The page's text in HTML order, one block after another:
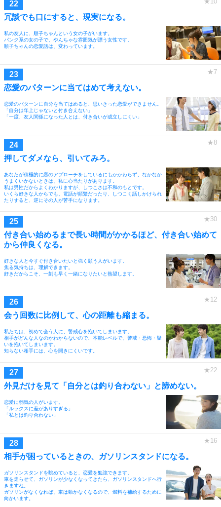
冗談でも口にすると、現実になる。
私の友人に、順子ちゃんという女の子がいます。
パンク系の女の子で、やんちゃな雰囲気が漂う女性です。
順子ちゃんの恋愛話は、変わっています。
恋愛のパターンに当てはめて考えない。
恋愛のパターンに自分を当てはめると、思いきった恋愛ができません。
「自分は年上じゃないと付き合えない」
「一度、友人関係になった人とは、付き合いが成立しにくい」
押してダメなら、引いてみろ。
あなたが積極的に恋のアプローチをしているにもかかわらず、なかなか
うまくいかないときは、私に心当たりがあります。
私は男性だからよくわかりますが、しつこさは不和のもとです。
いくら好きな人からでも、電話が頻繁だったり、しつこく話しかけられ
たりすると、逆にその人が苦手になります。
付き合い始めるまで長い時間がかかるほど、付き合い始めて
から仲良くなる。
好きな人と今すぐ付き合いたいと強く願う人がいます。
焦る気持ちは、理解できます。
好きだからこそ、一刻も早く一緒になりたいと熱望します。
会う回数に比例して、心の距離も縮まる。
私たちは、初めて会う人に、警戒心を抱いてしまいます。
相手がどんな人なのかわからないので、本能レベルで、警戒・恐怖・疑
いを抱いてしまいます。
知らない相手には、心を開きにくいです。
外見だけを見て「自分とは釣り合わない」と諦めない。
恋愛に弱気の人がいます。
「ルックスに差がありすぎる」
「私とは釣り合わない」
相手が困っているときの、ガソリンスタンドになる。
ガソリンスタンドを眺めていると、恋愛を勉強できます。
車を走らせて、ガソリンが少なくなってきたら、ガソリンスタンドへ行
きますね。
ガソリンがなくなれば、車は動かなくなるので、燃料を補給するために
向かいます。